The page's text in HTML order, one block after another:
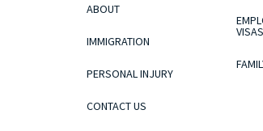
ABOUT
IMMIGRATION
PERSONAL INJURY
CONTACT US